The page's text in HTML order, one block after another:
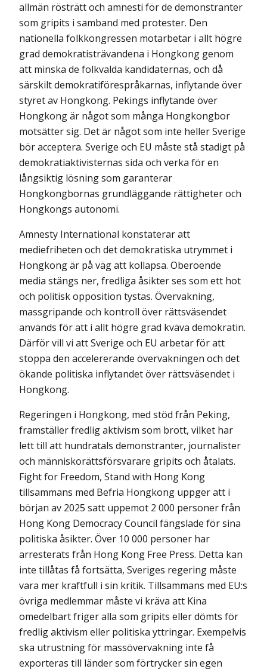
allmän rösträtt och amnesti för de demonstranter
som gripits i samband med protester. Den
nationella folkkongressen motarbetar i allt högre
grad demokrati­strävan­dena i Hongkong genom
att minska de folkvalda kandidaternas, och då
särskilt demo­krati­förespråkarnas, inflytande över
styret av Hongkong. Pekings inflytande över
Hongkong är något som många Hongkongbor
motsätter sig. Det är något som inte heller Sverige
bör acceptera. Sverige och EU måste stå stadigt på
demokratiaktivisternas sida och verka för en
långsiktig lösning som garanterar
Hongkongbornas grundläggande rättigheter och
Hongkongs autonomi.
Amnesty International konstaterar att
mediefriheten och det demokratiska utrymmet i
Hongkong är på väg att kollapsa. Oberoende
media stängs ner, fredliga åsikter ses som ett hot
och politisk opposition tystas. Övervakning,
massgripande och kontroll över rättsväsendet
används för att i allt högre grad kväva demokratin.
Därför vill vi att Sverige och EU arbetar för att
stoppa den accelererande övervakningen och det
ökande politiska inflytandet över rättsväsendet i
Hongkong.
Regeringen i Hongkong, med stöd från Peking,
framställer fredlig aktivism som brott, vilket har
lett till att hundratals demonstranter, journalister
och människorätts­försvarare gripits och åtalats.
Fight for Freedom, Stand with Hong Kong
tillsammans med Befria Hongkong uppger att i
början av 2025 satt uppemot 2 000 personer från
Hong Kong Democracy Council fängslade för sina
politiska åsikter. Över 10 000 personer har
arresterats från Hong Kong Free Press. Detta kan
inte tillåtas få fortsätta, Sveriges regering måste
vara mer kraftfull i sin kritik. Tillsammans med EU:s
övriga medlemmar måste vi kräva att Kina
omedelbart friger alla som gripits eller dömts för
fredlig aktivism eller politiska yttringar. Exempelvis
ska utrustning för massövervakning inte få
exporteras till länder som förtrycker sin egen